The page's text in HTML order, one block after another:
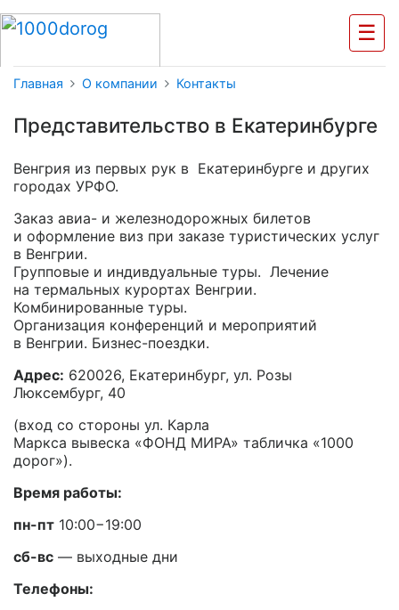
☰
Главная О компании Контакты
Представительство в Екатеринбурге
Венгрия из первых рук в Екатеринбурге и других
городах УРФО.
Заказ авиа- и железнодорожных билетов
и оформление виз при заказе туристических услуг
в Венгрии.
Групповые и индивдуальные туры. Лечение
на термальных курортах Венгрии.
Комбинированные туры.
Организация конференций и мероприятий
в Венгрии. Бизнес-поездки.
Адрес: 620026, Екатеринбург, ул. Розы
Люксембург, 40
(вход со стороны ул. Карла
Маркса вывеска «ФОНД МИРА» табличка «1000
дорог»).
Время работы:
пн-пт 10:00−19:00
сб-вс — выходные дни
Телефоны: